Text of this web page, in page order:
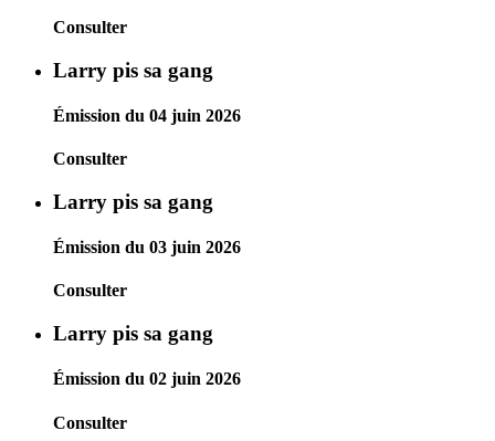
Consulter
Larry pis sa gang
Émission du 04 juin 2026
Consulter
Larry pis sa gang
Émission du 03 juin 2026
Consulter
Larry pis sa gang
Émission du 02 juin 2026
Consulter